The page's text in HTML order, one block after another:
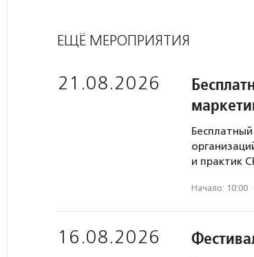
ЕЩЁ МЕРОПРИЯТИЯ
21.08.2026
и практик
Начало: 10:00 ·
16.08.2026